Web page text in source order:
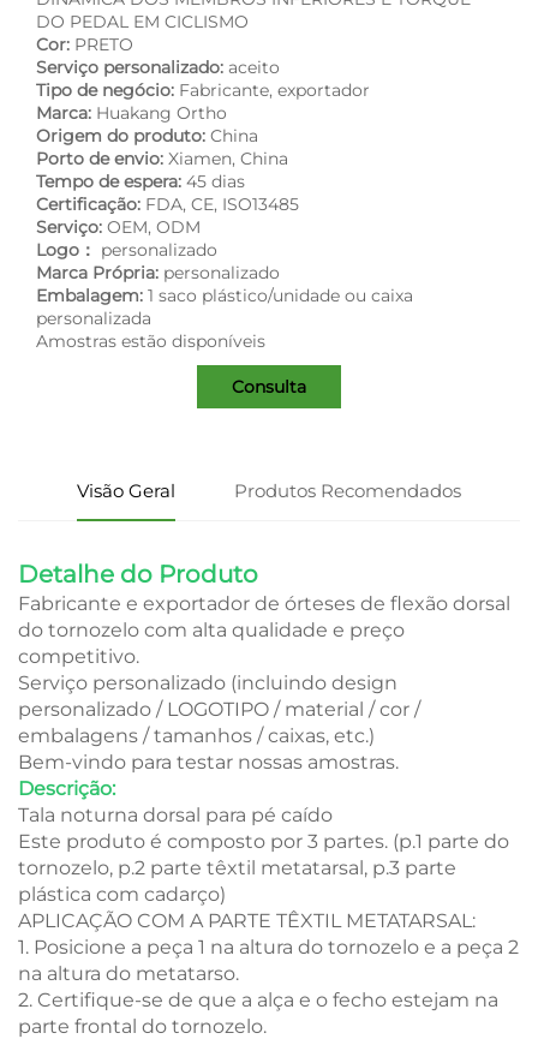
DO PEDAL EM CICLISMO
Cor: PRETO
Serviço personalizado: aceito
Tipo de negócio: Fabricante, exportador
Marca: Huakang Ortho
Origem do produto: China
Porto de envio: Xiamen, China
Tempo de espera: 45 dias
Certificação: FDA, CE, ISO13485
Serviço: OEM, ODM
Logo： personalizado
Marca Própria: personalizado
Embalagem: 1 saco plástico/unidade ou caixa
personalizada
Amostras estão disponíveis
Consulta
Visão Geral Produtos Recomendados
Detalhe do Produto
Fabricante e exportador de órteses de flexão dorsal
do tornozelo com alta qualidade e preço
competitivo.
Serviço personalizado (incluindo design
personalizado / LOGOTIPO / material / cor /
embalagens / tamanhos / caixas, etc.)
Bem-vindo para testar nossas amostras.
Descrição:
Tala noturna dorsal para pé caído
Este produto é composto por 3 partes. (p.1 parte do
tornozelo, p.2 parte têxtil metatarsal, p.3 parte
plástica com cadarço)
APLICAÇÃO COM A PARTE TÊXTIL METATARSAL:
1. Posicione a peça 1 na altura do tornozelo e a peça 2
na altura do metatarso.
2. Certifique-se de que a alça e o fecho estejam na
parte frontal do tornozelo.